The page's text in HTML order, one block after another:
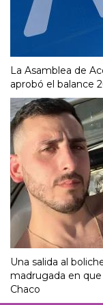
La Asamblea de
aprobó el balance
Una salida al
madrugada en
Chaco